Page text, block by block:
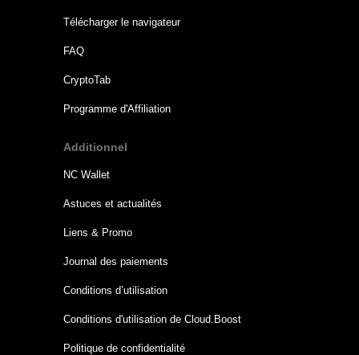
Télécharger le navigateur
FAQ
CryptoTab
Programme d'Affiliation
Additionnel
NC Wallet
Astuces et actualités
Liens & Promo
Journal des paiements
Conditions d’utilisation
Conditions d'utilisation de Cloud.Boost
Politique de confidentialité